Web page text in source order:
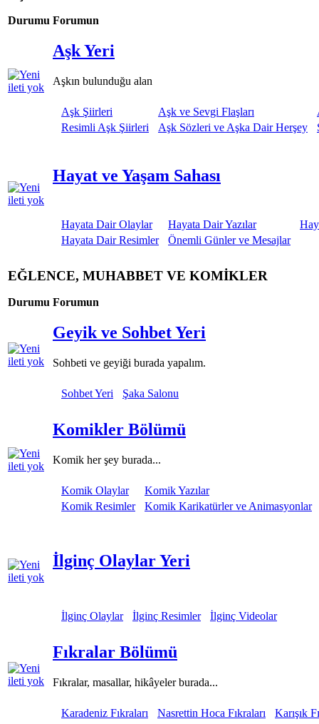
Durumu Forumun
Aşk Yeri
Aşkın bulunduğu alan
Aşk Şiirleri Aşk ve Sevgi Flaşları
Resimli Aşk Şiirleri
Aşk Sözleri ve Aşka Dair Herşey
Hayat ve Yaşam Sahası
Hayata Dair Olaylar Hayata Dair Yazılar
Hayata Dair Resimler
Önemli Günler ve Mesajlar
EĞLENCE, MUHABBET VE KOMİKLER
Durumu Forumun
Geyik ve Sohbet Yeri
Sohbeti ve geyiği burada yapalım.
Sohbet Yeri Şaka Salonu
Komikler Bölümü
Komik her şey burada...
Komik Olaylar
Komik Yazılar
Komik Resimler
Komik Karikatürler ve Animasyonlar
İlginç Olaylar Yeri
İlginç Olaylar İlginç Resimler İlginç Videolar
Fıkralar Bölümü
Fıkralar, masallar, hikâyeler burada...
Karadeniz Fıkraları Nasrettin Hoca Fıkraları Karışık